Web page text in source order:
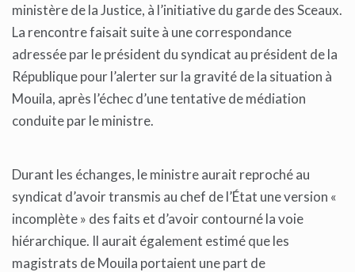
ministère de la Justice, à l’initiative du garde des Sceaux.
La rencontre faisait suite à une correspondance
adressée par le président du syndicat au président de la
République pour l’alerter sur la gravité de la situation à
Mouila, après l’échec d’une tentative de médiation
conduite par le ministre.
Durant les échanges, le ministre aurait reproché au
syndicat d’avoir transmis au chef de l’État une version «
incomplète » des faits et d’avoir contourné la voie
hiérarchique. Il aurait également estimé que les
magistrats de Mouila portaient une part de